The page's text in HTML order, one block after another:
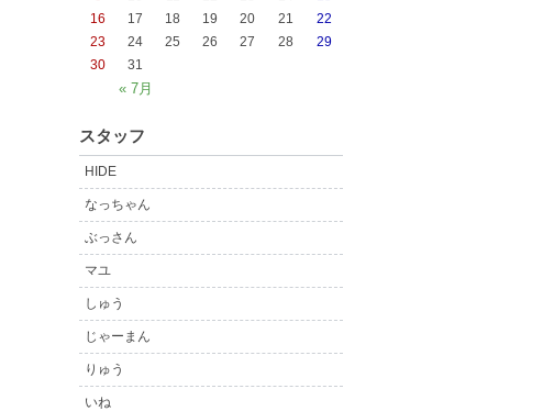
« 7月
16
17 18 19 20 21
22
23
24 25 26 27 28
29
30
31
スタッフ
HIDE
なっちゃん
ぶっさん
マユ
しゅう
じゃーまん
りゅう
いね